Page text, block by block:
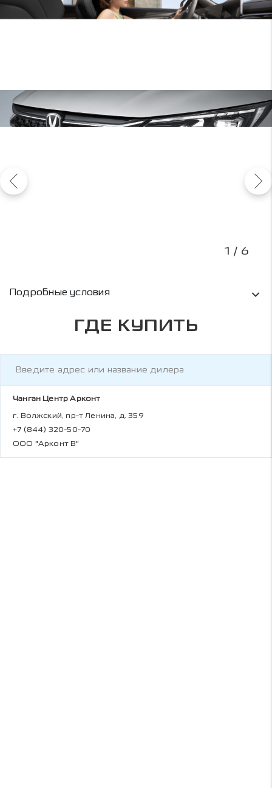
1 / 6
Условия кредитования и информация о
Подробные условия
ГДЕ КУПИТЬ
Чанган Центр Арконт
г. Волжский, пр-т Ленина, д. 359
+7 (844) 320-50-70
ООО "Арконт В"